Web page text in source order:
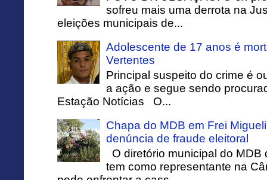
sofreu mais uma derrota na
eleições municipais de...
Adolescente de 17 anos é
Vertentes
Principal suspeito do crime é
a ação e segue sendo
Estação Notícias O...
Chapa do MDB em Frei
denúncia de fraude eleitoral
O diretório municipal do
tem como representante na